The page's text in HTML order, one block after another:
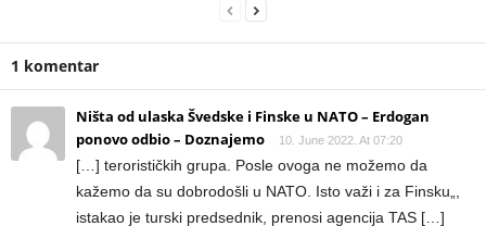
1 komentar
Ništa od ulaska Švedske i Finske u NATO – Erdogan
ponovo odbio – Doznajemo
10. June 2022. At 07:20
[…] terorističkih grupa. Posle ovoga ne možemo da
kažemo da su dobrodošli u NATO. Isto važi i za Finsku„,
istakao je turski predsednik, prenosi agencija TAS […]